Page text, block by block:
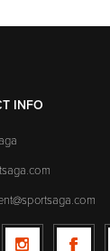
INFO